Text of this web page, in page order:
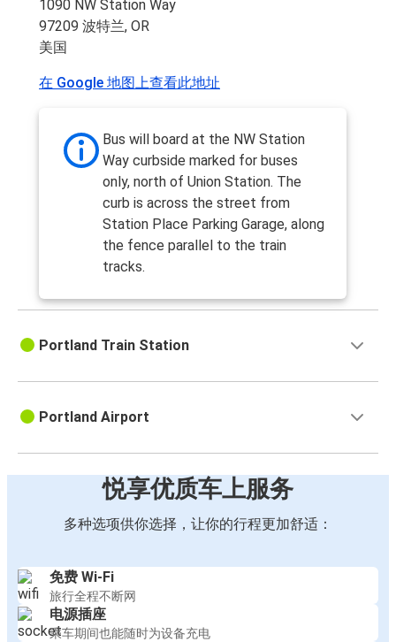
1090 NW Station Way
97209 波特兰, OR
美国
在 Google 地图上查看此地址
Bus will board at the NW Station
Way curbside marked for buses
only, north of Union Station. The
curb is across the street from
Station Place Parking Garage, along
the fence parallel to the train
tracks.
Portland Train Station
Portland Airport
悦享优质车上服务
多种选项供你选择，让你的行程更加舒适：
免费 Wi-Fi
旅行全程不断网
电源插座
乘车期间也能随时为设备充电